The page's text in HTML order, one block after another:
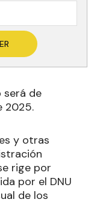
será de
2025.
y otras
rige por
por el DNU
de los